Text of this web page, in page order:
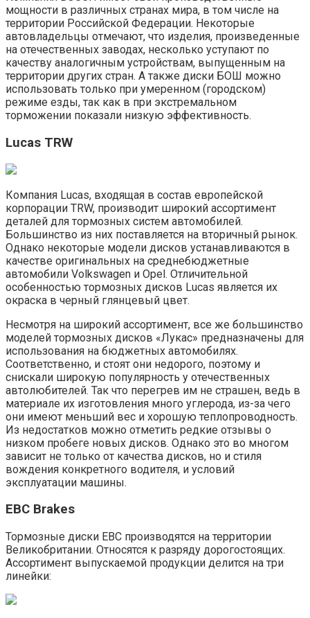
мощности в различных странах мира, в том числе на
территории Российской Федерации. Некоторые
автовладельцы отмечают, что изделия, произведенные
на отечественных заводах, несколько уступают по
качеству аналогичным устройствам, выпущенным на
территории других стран. А также диски БОШ можно
использовать только при умеренном (городском)
режиме езды, так как в при экстремальном
торможении показали низкую эффективность.
Lucas TRW
Компания Lucas, входящая в состав европейской
корпорации TRW, производит широкий ассортимент
деталей для тормозных систем автомобилей.
Большинство из них поставляется на вторичный рынок.
Однако некоторые модели дисков устанавливаются в
качестве оригинальных на среднебюджетные
автомобили Volkswagen и Opel. Отличительной
особенностью тормозных дисков Lucas является их
окраска в черный глянцевый цвет.
Несмотря на широкий ассортимент, все же большинство
моделей тормозных дисков «Лукас» предназначены для
использования на бюджетных автомобилях.
Соответственно, и стоят они недорого, поэтому и
снискали широкую популярность у отечественных
автолюбителей. Так что перегрев им не страшен, ведь в
материале их изготовления много углерода, из-за чего
они имеют меньший вес и хорошую теплопроводность.
Из недостатков можно отметить редкие отзывы о
низком пробеге новых дисков. Однако это во многом
зависит не только от качества дисков, но и стиля
вождения конкретного водителя, и условий
эксплуатации машины.
EBC Brakes
Тормозные диски EBC производятся на территории
Великобритании. Относятся к разряду дорогостоящих.
Ассортимент выпускаемой продукции делится на три
линейки: